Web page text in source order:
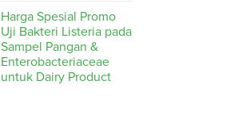
Harga Spesial Promo
Uji Bakteri Listeria pada
Sampel Pangan &
Enterobacteriaceae
untuk Dairy Product